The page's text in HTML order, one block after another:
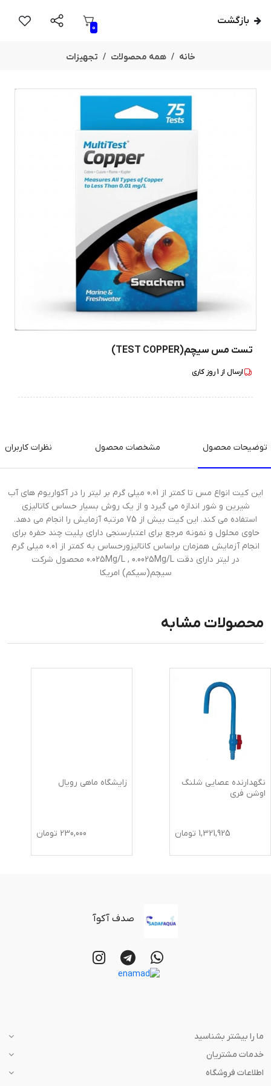
بازگشت
0
خانه همه محصولات تجهیزات
تست مس سیچم(TEST COPPER)
ارسال از 1روز کاری
توضیحات محصول مشخصات محصول نظرات کاربران
این کیت انواع مس تا کمتر از 0.01 میلی گرم بر لیتر را در آکواریوم های آب
شیرین و شور اندازه می گیرد و از یک روش بسیار حساس کاتالیزی
استفاده می کند. این کیت بیش از 75 مرتبه آزمایش را انجام می دهد.
حاوی محلول و نمونه مرجع برای اعتبارسنجی دارای پلیت چند حفره برای
انجام آزمایش همزمان براساس کاتالیزورحساس به کمتر از 0.01 میلی گرم
در لیتر دارای دقت 0.025Mg/L , 0.0025Mg/L محصول شرکت
سیچم(سیکم) امریکا
محصولات مشابه
نگهدارنده عصایی شلنگ
اوشن فری
1,321,925 تومان
زایشگاه ماهی رویال
230,000 تومان
صدف آکوآ
ما را بیشتر بشناسید
خدمات مشتریان
اطلاعات فروشگاه